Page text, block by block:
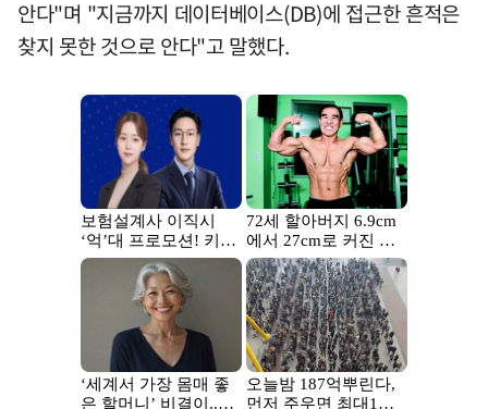
안다"며 "지금까지 데이터베이스(DB)에 접근한 흔적은
찾지 못한 것으로 안다"고 말했다.